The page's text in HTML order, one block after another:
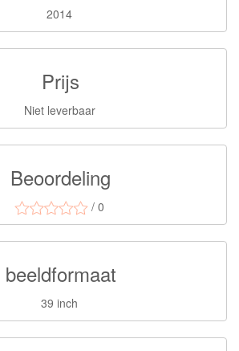
2014
Prijs
Niet leverbaar
Beoordeling
/ 0
beeldformaat
39 inch